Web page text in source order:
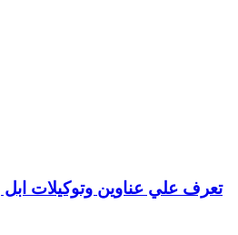
تعرف علي عناوين وتوكيلات